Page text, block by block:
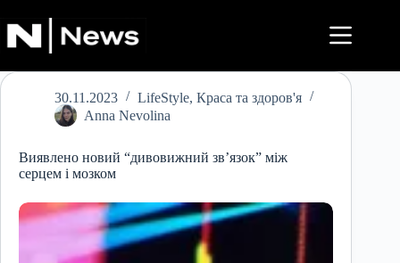
до
вмісту
30.11.2023 LifeStyle, Краса та здоров'я
Anna Nevolina
Виявлено новий “дивовижний зв’язок” між
серцем і мозком